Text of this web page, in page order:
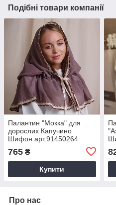
Подібні товари компанії
Палантин "Мокка" для
дорослих Капучино
Шифон арт.91450264
765 ₴
Купити
Про нас